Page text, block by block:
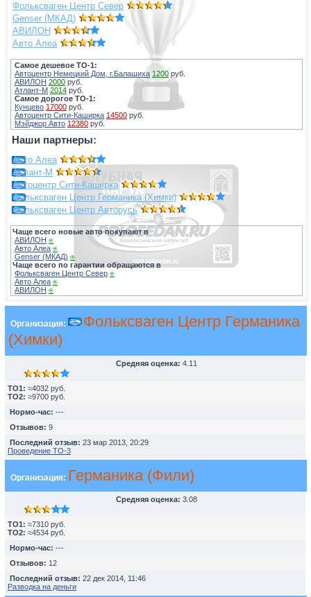
Фольксваген Центр Север
Genser (МКАД)
АВИЛОН
Авто Алеа
Самое дешевое ТО-1:
Автоцентр Немецкий Дом, г.Балашиха 1200 руб.
АВИЛОН 2000 руб.
Атлант-М 2014 руб.
Самое дорогое ТО-1:
Кунцево 17000 руб.
Автоцентр Сити-Каширка 14500 руб.
Мэйджор Авто 12380 руб.
Наши партнеры:
Авто Алеа
Атлант-М
Автоцентр Сити-Каширка
Фольксваген Центр Германика (Химки)
Фольксваген Центр Авторусь
Чаще всего новые авто покупают в
АВИЛОН ⍟
Авто Алеа ⍟
Genser (МКАД) ⍟
Чаще всего по гарантии обращаются в
Фольксваген Центр Север ⍟
Авто Алеа ⍟
АВИЛОН ⍟
Организация:
Фольксваген Центр Германика
(Химки)
Средняя оценка: 4.11
TO1: ≈4032 руб.
TO2: ≈9700 руб.
Нормо-час: ---
Отзывов: 9
Последний отзыв: 23 мар 2013, 20:29
Проведение ТО-3
Организация: Германика (Фили)
Средняя оценка: 3.08
TO1: ≈7310 руб.
TO2: ≈4534 руб.
Нормо-час: ---
Отзывов: 12
Последний отзыв: 22 дек 2014, 11:46
Разводка на деньги